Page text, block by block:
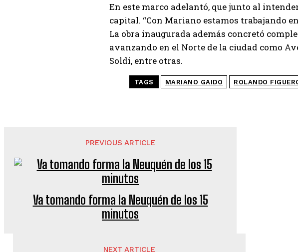
En este marco adelantó, que junto al
capital. “Con Mariano estamos trabajando
La obra inaugurada además concretó
avanzando en el Norte de la ciudad como
Soldi, entre otras.
TAGS MARIANO GAIDO ROLANDO
PREVIOUS ARTICLE
Va tomando forma la Neuquén de los 15
minutos
NEXT ARTICLE